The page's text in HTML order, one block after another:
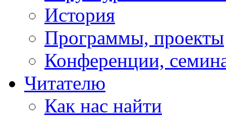
История
Программы, проекты
Конференции,
Читателю
Как нас найти